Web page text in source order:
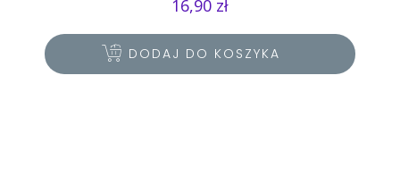
16,90 zł
DODAJ DO KOSZYKA